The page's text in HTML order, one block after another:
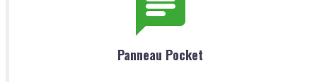
Panneau Pocket